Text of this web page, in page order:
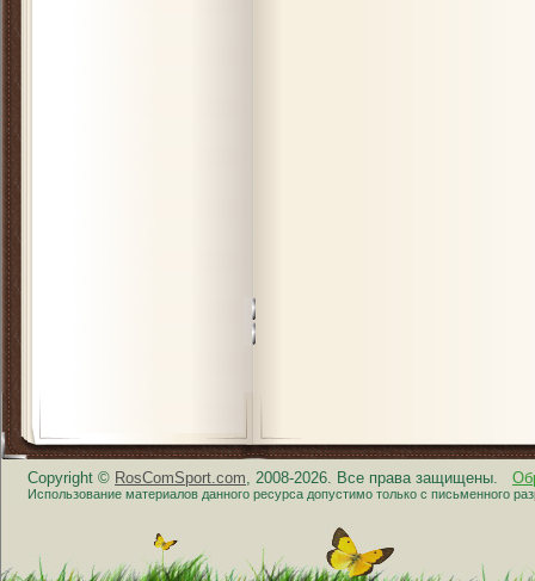
Copyright © RosComSport.com, 2008-2026. Все права защищены.
Использование материалов данного ресурса допустимо только с письменного